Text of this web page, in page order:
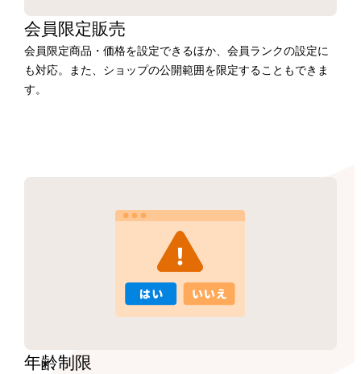
会員限定販売
会員限定商品・価格を設定できるほか、会員ランクの設定に
も対応。また、ショップの公開範囲を限定することもできま
す。
年齢制限